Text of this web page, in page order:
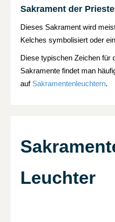
Sakrament der
Dieses Sakrament wird
Kelches symbolisiert oder
Diese typischen Zeichen für
Sakramente findet man
auf Sakramentenleuchtern.
Leuchter